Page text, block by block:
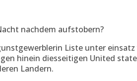
nachdem aufstobern?
Liste unter
hinein diesseitigen United
Landern.